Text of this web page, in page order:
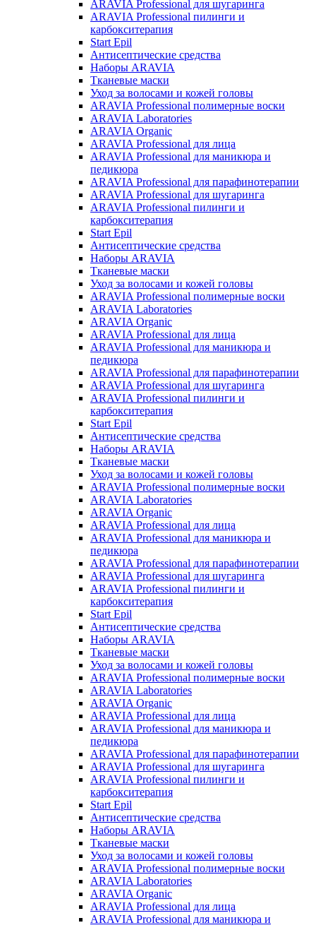
ARAVIA Professional для шугаринга
ARAVIA Professional пилинги и
карбокситерапия
Start Epil
Антисептические средства
Наборы ARAVIA
Тканевые маски
Уход за волосами и кожей головы
ARAVIA Professional полимерные воски
ARAVIA Laboratories
ARAVIA Organic
ARAVIA Professional для лица
ARAVIA Professional для маникюра и
педикюра
ARAVIA Professional для парафинотерапии
ARAVIA Professional для шугаринга
ARAVIA Professional пилинги и
карбокситерапия
Start Epil
Антисептические средства
Наборы ARAVIA
Тканевые маски
Уход за волосами и кожей головы
ARAVIA Professional полимерные воски
ARAVIA Laboratories
ARAVIA Organic
ARAVIA Professional для лица
ARAVIA Professional для маникюра и
педикюра
ARAVIA Professional для парафинотерапии
ARAVIA Professional для шугаринга
ARAVIA Professional пилинги и
карбокситерапия
Start Epil
Антисептические средства
Наборы ARAVIA
Тканевые маски
Уход за волосами и кожей головы
ARAVIA Professional полимерные воски
ARAVIA Laboratories
ARAVIA Organic
ARAVIA Professional для лица
ARAVIA Professional для маникюра и
педикюра
ARAVIA Professional для парафинотерапии
ARAVIA Professional для шугаринга
ARAVIA Professional пилинги и
карбокситерапия
Start Epil
Антисептические средства
Наборы ARAVIA
Тканевые маски
Уход за волосами и кожей головы
ARAVIA Professional полимерные воски
ARAVIA Laboratories
ARAVIA Organic
ARAVIA Professional для лица
ARAVIA Professional для маникюра и
педикюра
ARAVIA Professional для парафинотерапии
ARAVIA Professional для шугаринга
ARAVIA Professional пилинги и
карбокситерапия
Start Epil
Антисептические средства
Наборы ARAVIA
Тканевые маски
Уход за волосами и кожей головы
ARAVIA Professional полимерные воски
ARAVIA Laboratories
ARAVIA Organic
ARAVIA Professional для лица
ARAVIA Professional для маникюра и